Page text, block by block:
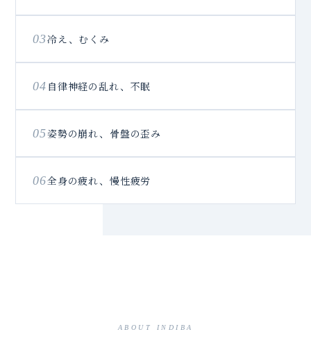
03冷え、むくみ
04 自律神経の乱れ、不眠
05姿勢の崩れ、骨盤の歪み
06全身の疲れ、慢性疲労
ABOUT INDIBA